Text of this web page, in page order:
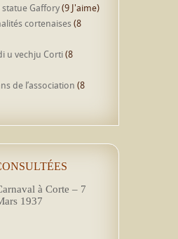
Gaffory(9 J'aime)
cortenaises (8
u vechju Corti(8
de l’association (8
à Corte – 7
1937